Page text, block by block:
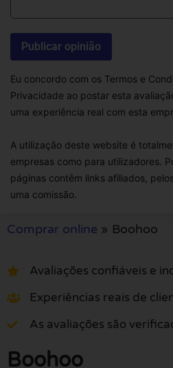
Eu concordo com os Termos e
Privacidade ao postar esta
uma experiência real com esta
A utilização deste website é
empresas como para utilizadores.
páginas contêm links afiliados,
uma comissão.
Comprar online » Boohoo
Avaliações confiáveis e
Experiências reais de
As avaliações são
Boohoo